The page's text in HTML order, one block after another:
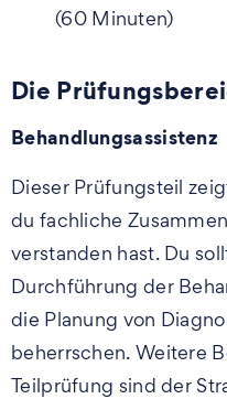
(60 Minuten)
Die
Behandlungsassistenz
Dieser Prüfungsteil
du fachliche
verstanden hast. Du
Durchführung der
die Planung von
beherrschen. Weitere
Teilprüfung sind der